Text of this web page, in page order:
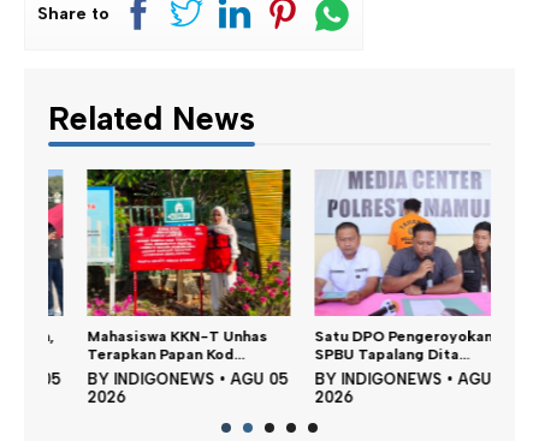
Share to
Related News
Mahasiswa KKN-T Unhas
Terapkan Papan Kod...
BY INDIGONEWS •AGU 05
Satu DPO Pengeroyokan
SPBU Tapalang Dita...
BY INDIGONEWS •AGU 05